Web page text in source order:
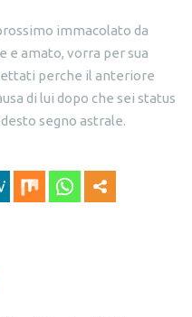
immacolato da
e amato, vorra per sua
perche il anteriore
di lui dopo che sei status
segno astrale.